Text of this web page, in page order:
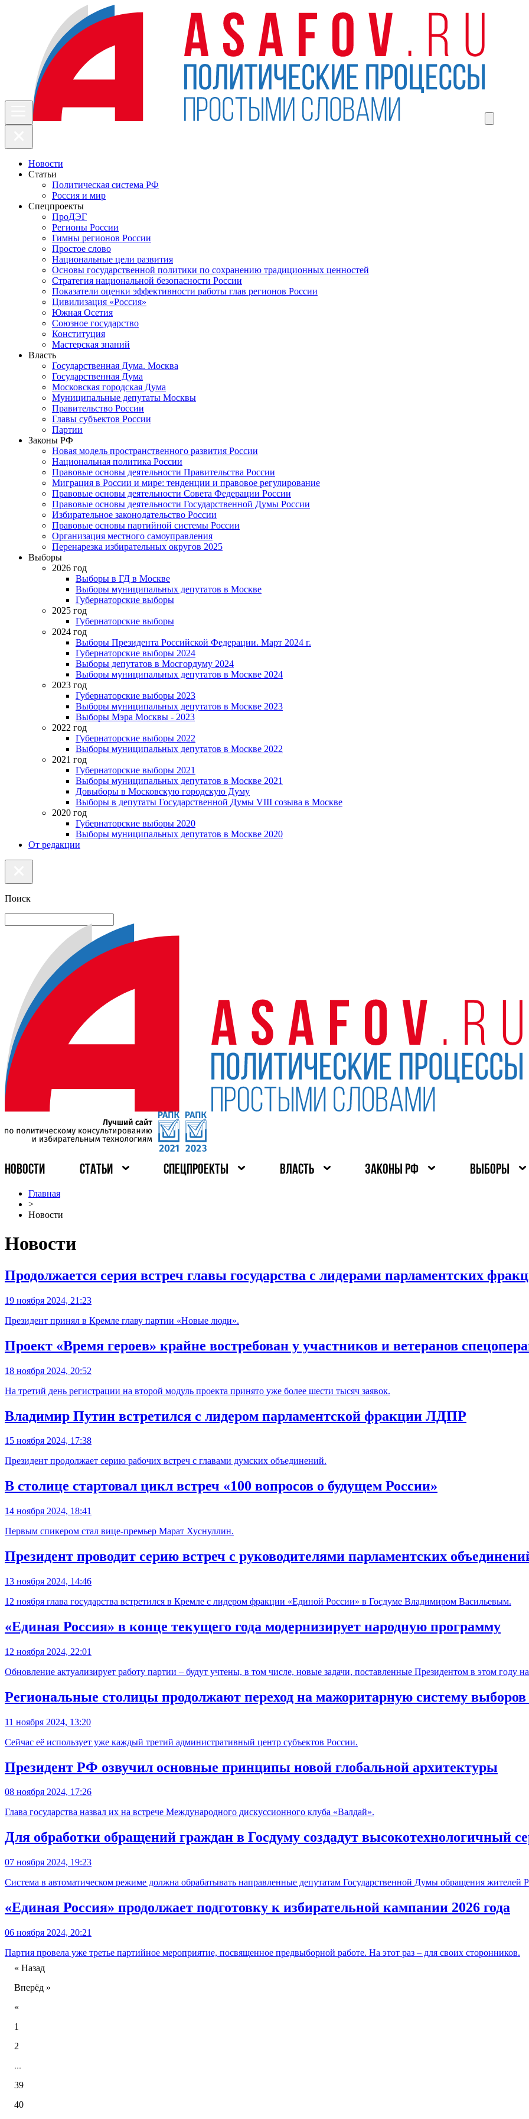
Новости
Статьи
Политическая система РФ
Россия и мир
Спецпроекты
ПроДЭГ
Регионы России
Гимны регионов России
Простое слово
Национальные цели развития
Основы государственной политики по сохранению традиционных ценностей
Стратегия национальной безопасности России
Показатели оценки эффективности работы глав регионов России
Цивилизация «Россия»
Южная Осетия
Союзное государство
Конституция
Мастерская знаний
Власть
Государственная Дума. Москва
Государственная Дума
Московская городская Дума
Муниципальные депутаты Москвы
Правительство России
Главы субъектов России
Партии
Законы РФ
Новая модель пространственного развития России
Национальная политика России
Правовые основы деятельности Правительства России
Миграция в России и мире: тенденции и правовое регулирование
Правовые основы деятельности Совета Федерации России
Правовые основы деятельности Государственной Думы России
Избирательное законодательство России
Правовые основы партийной системы России
Организация местного самоуправления
Перенарезка избирательных округов 2025
Выборы
2026 год
Выборы в ГД в Москве
Выборы муниципальных депутатов в Москве
Губернаторские выборы
2025 год
Губернаторские выборы
2024 год
Выборы Президента Российской Федерации. Март 2024 г.
Губернаторские выборы 2024
Выборы депутатов в Мосгордуму 2024
Выборы муниципальных депутатов в Москве 2024
2023 год
Губернаторские выборы 2023
Выборы муниципальных депутатов в Москве 2023
Выборы Мэра Москвы - 2023
2022 год
Губернаторские выборы 2022
Выборы муниципальных депутатов в Москве 2022
2021 год
Губернаторские выборы 2021
Выборы муниципальных депутатов в Москве 2021
Довыборы в Московскую городскую Думу
Выборы в депутаты Государственной Думы VIII созыва в Москве
2020 год
Губернаторские выборы 2020
Выборы муниципальных депутатов в Москве 2020
От редакции
Поиск
НОВОСТИ СТАТЬИ СПЕЦПРОЕКТЫ ВЛАСТЬ ЗАКОНЫ РФ ВЫБОРЫ
Главная
>
Новости
Новости
Продолжается серия встреч главы государства с лидерами парламентских
19 ноября 2024, 21:23
Президент принял в Кремле главу партии «Новые люди».
Проект «Время героев» крайне востребован у участников и ветеранов
18 ноября 2024, 20:52
На третий день регистрации на второй модуль проекта принято уже более шести тысяч заявок.
Владимир Путин встретился с лидером парламентской фракции ЛДПР
15 ноября 2024, 17:38
Президент продолжает серию рабочих встреч с главами думских объединений.
В столице стартовал цикл встреч «100 вопросов о будущем России»
14 ноября 2024, 18:41
Первым спикером стал вице-премьер Марат Хуснуллин.
Президент проводит серию встреч с руководителями парламентских
13 ноября 2024, 14:46
12 ноября глава государства встретился в Кремле с лидером фракции «Единой России» в Госдуме Владимиром Васильевым.
«Единая Россия» в конце текущего года модернизирует народную программу
12 ноября 2024, 22:01
Обновление актуализирует работу партии – будут учтены, в том числе, новые задачи, поставленные Президентом в этом году
Региональные столицы продолжают переход на мажоритарную систему
11 ноября 2024, 13:20
Сейчас её использует уже каждый третий административный центр субъектов России.
Президент РФ озвучил основные принципы новой глобальной архитектуры
08 ноября 2024, 17:26
Глава государства назвал их на встрече Международного дискуссионного клуба «Валдай».
Для обработки обращений граждан в Госдуму создадут высокотехнологичный
07 ноября 2024, 19:23
Система в автоматическом режиме должна обрабатывать направленные депутатам Государственной Думы обращения жителей
«Единая Россия» продолжает подготовку к избирательной кампании 2026 года
06 ноября 2024, 20:21
Партия провела уже третье партийное мероприятие, посвященное предвыборной работе. На этот раз – для своих сторонников.
« Назад
Вперёд »
«
1
2
...
39
40